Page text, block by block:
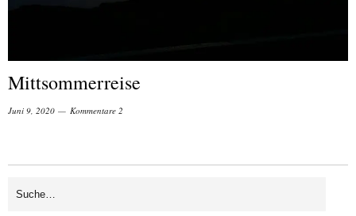
Mittsommerreise
Juni 9, 2020 Kommentare 2